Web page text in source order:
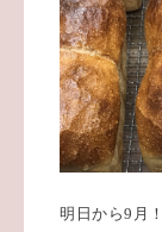
明日から9月！